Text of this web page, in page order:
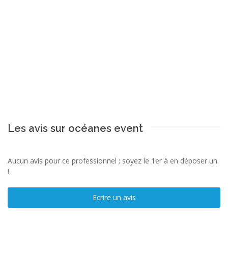
Les avis sur océanes event
Aucun avis pour ce professionnel ; soyez le 1er à en déposer un
!
Ecrire un avis